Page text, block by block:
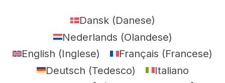
Dansk(Danese)
Nederlands (Olandese)
English (Inglese) Français (Francese)
Deutsch (Tedesco)
Italiano